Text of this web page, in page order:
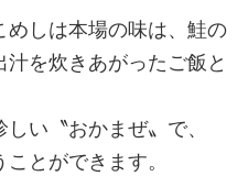
めしは本場の味は、鮭の
を炊きあがったご飯と
い〝おかまぜ〟で、
とができます。